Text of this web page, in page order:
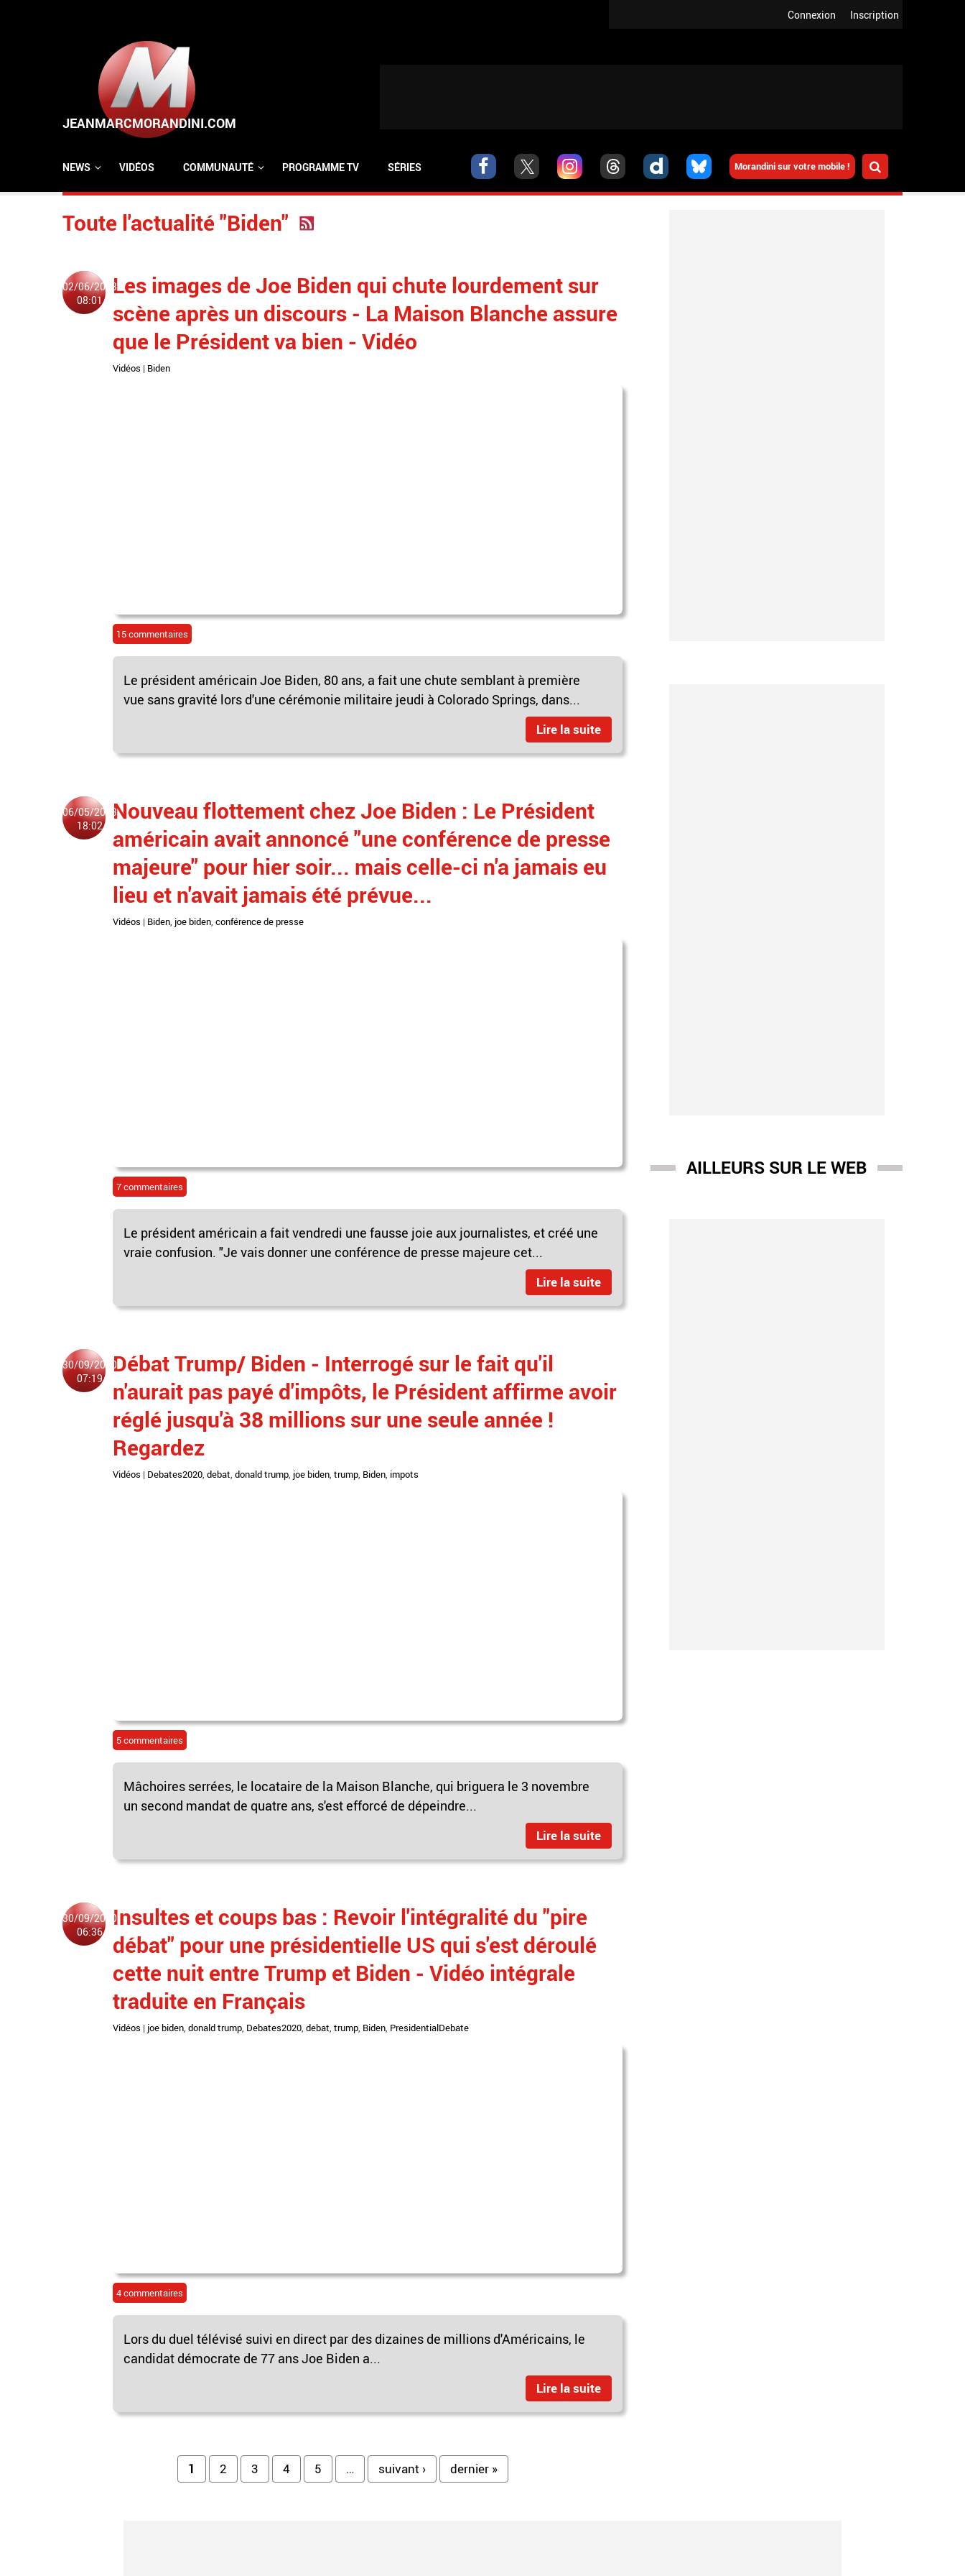
Inscription
Connexion
Morandini sur votre mobile !
NEWS VIDÉOS COMMUNAUTÉ PROGRAMME TV SÉRIES
Toute l'actualité "Biden"
02/06/2023
08:01
Les images de Joe Biden qui chute lourdement sur
scène après un discours - La Maison Blanche assure
que le Président va bien - Vidéo
Vidéos | Biden
15 commentaires
Le président américain Joe Biden, 80 ans, a fait une chute semblant à première
vue sans gravité lors d'une cérémonie militaire jeudi à Colorado Springs, dans...
Lire la suite
06/05/2023
18:02
Nouveau flottement chez Joe Biden : Le Président
américain avait annoncé "une conférence de presse
majeure" pour hier soir... mais celle-ci n'a jamais eu
lieu et n'avait jamais été prévue...
Vidéos | Biden joe biden conférence de presse
7 commentaires
Le président américain a fait vendredi une fausse joie aux journalistes, et créé une
vraie confusion. "Je vais donner une conférence de presse majeure cet...
Lire la suite
30/09/2020
07:19
Débat Trump/ Biden - Interrogé sur le fait qu'il
n'aurait pas payé d'impôts, le Président affirme avoir
réglé jusqu'à 38 millions sur une seule année !
Regardez
Vidéos | Debates2020, debat, donald trump, joe biden, trump, Biden, impots
5 commentaires
Mâchoires serrées, le locataire de la Maison Blanche, qui briguera le 3 novembre
un second mandat de quatre ans, s'est efforcé de dépeindre...
Lire la suite
30/09/2020
06:36
Insultes et coups bas : Revoir l'intégralité du "pire
débat" pour une présidentielle US qui s'est déroulé
cette nuit entre Trump et Biden - Vidéo intégrale
traduite en Français
Vidéos | joe biden donald trump Debates2020 debat trump Biden PresidentialDebate
4 commentaires
Lors du duel télévisé suivi en direct par des dizaines de millions d'Américains, le
candidat démocrate de 77 ans Joe Biden a...
Lire la suite
1 2 3 4 5 … suivant › dernier »
AILLEURS SUR LE WEB